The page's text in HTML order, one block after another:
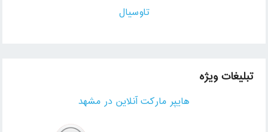
تاوسیال
تبلیغات ویژه
هایپر مارکت آنلاین در مشهد